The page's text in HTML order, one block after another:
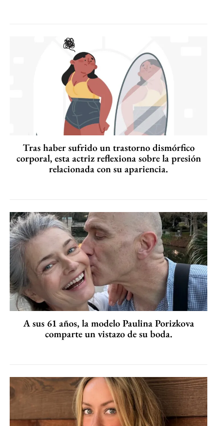
Tras haber sufrido un trastorno dismórfico
corporal, esta actriz reflexiona sobre la presión
relacionada con su apariencia.
A sus 61 años, la modelo Paulina Porizkova
comparte un vistazo de su boda.